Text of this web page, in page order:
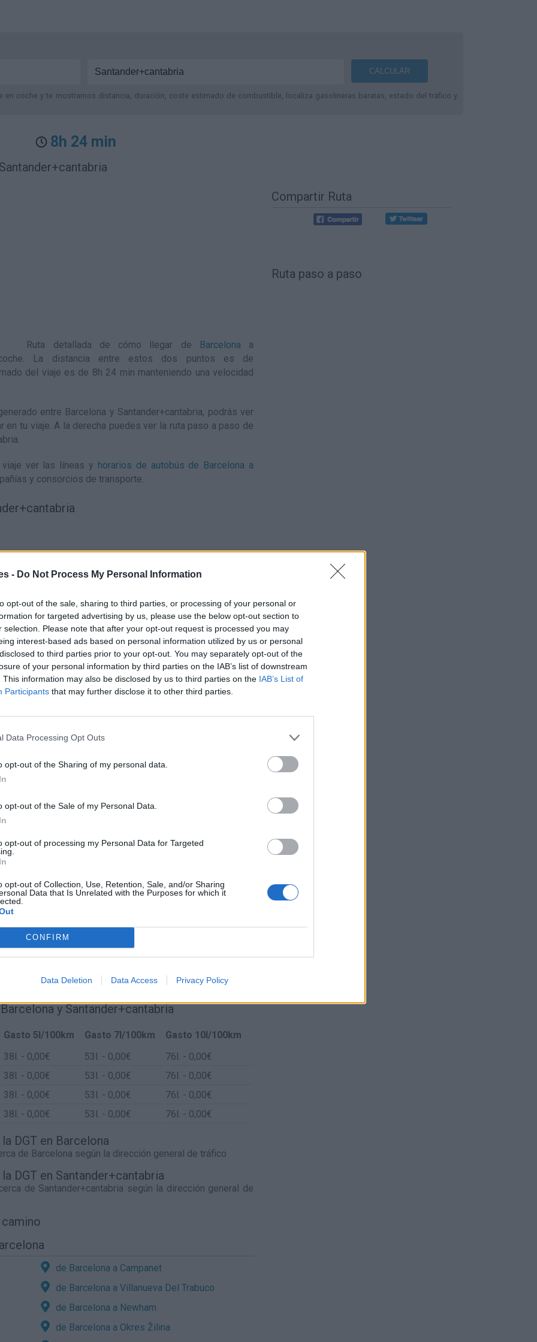
- Do Not Process My Personal Information
opt-out of the sale, sharing to third parties, or processing of your personal or
for targeted advertising by us, please use the below opt-out section to
selection. Please note that after your opt-out request is processed you may
interest-based ads based on personal information utilized by us or personal
to third parties prior to your opt-out. You may separately opt-out of the
of your personal information by third parties on the IAB’s list of downstream
This information may also be disclosed by us to third parties on the IAB’s List of
Participants that may further disclose it to other third parties.
Data Processing Opt Outs
opt-out of the Sharing of my personal data.
opt-out of the Sale of my Personal Data.
opt-out of processing my Personal Data for Targeted
opt-out of Collection, Use, Retention, Sale, and/or Sharing
Data that Is Unrelated with the Purposes for which it
CONFIRM
Data Deletion Data Access Privacy Policy
en coche y te mostramos distancia, duración, coste estimado de combustible, localiza gasolineras baratas, estado del tráfico y
8h 24 min
Ruta detallada de cómo llegar de Barcelona a
La distancia entre estos dos puntos es de
del viaje es de 8h 24 min manteniendo una velocidad
entre Barcelona y Santander+cantabria, podrás ver
tu viaje. A la derecha puedes ver la ruta paso a paso de
.
ver las líneas y horarios de autobús de Barcelona a
y consorcios de transporte.
y Santander+cantabria
Gasto 5l/100km Gasto 7l/100km
Gasto 10l/100km
38l. - 0,00€ 53 l. - 0,00€ 76l. - 0,00€
38l. - 0,00€ 53 l. - 0,00€ 76l. - 0,00€
38l. - 0,00€ 53 l. - 0,00€ 76l. - 0,00€
38l. - 0,00€ 53 l. - 0,00€ 76l. - 0,00€
DGT en Barcelona
de Barcelona según la dirección general de tráfico
DGT en Santander+cantabria
de Santander+cantabria según la dirección general de
de Barcelona a Campanet
de Barcelona a Villanueva Del Trabuco
de Barcelona a Newham
de Barcelona a Okres Žilina
Compartir Ruta
Ruta paso a paso